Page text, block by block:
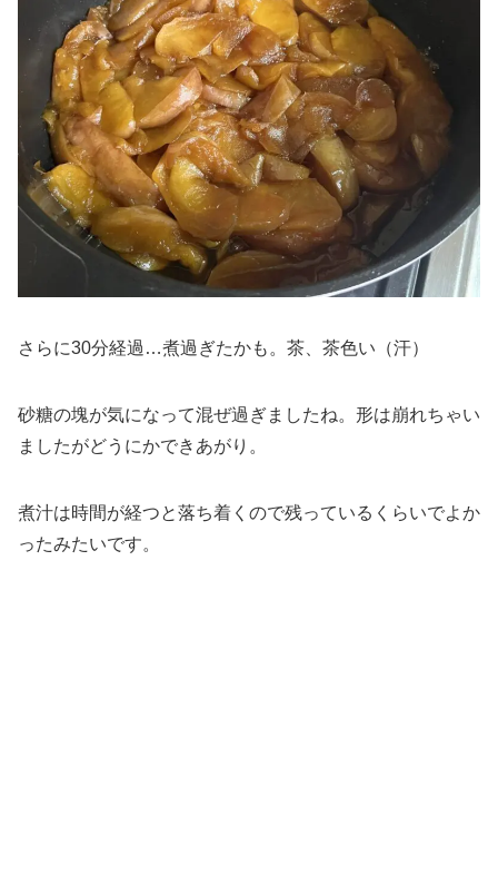
さらに30分経過…煮過ぎたかも。茶、茶色い（汗）
砂糖の塊が気になって混ぜ過ぎましたね。形は崩れちゃい
ましたがどうにかできあがり。
煮汁は時間が経つと落ち着くので残っているくらいでよか
ったみたいです。